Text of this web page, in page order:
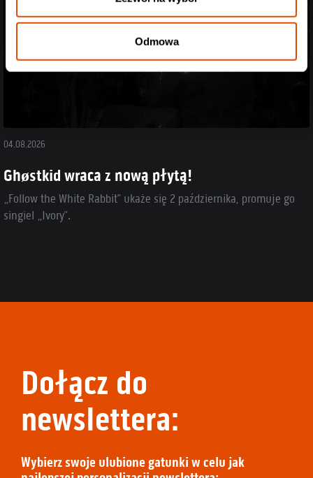
Odmowa
04.08.2026
Ghøstkid wraca z nową płytą!
„Follow the White Rabbit” ukaże się 2 października, promuje go
singiel „Ivory”.
Dołącz do
newslettera:
Wybierz swoje ulubione gatunki w celu jak